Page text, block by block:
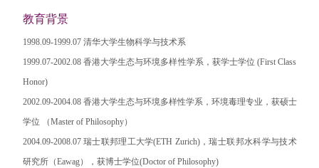
教育背景
1998.09-1999.07 清华大学生物科学与技术系
1999.07-2002.08 香港大学生态与环境多样性学系，获学士学位 (First Class
Honor)
2002.09-2004.08 香港大学生态与环境多样性学系，环境毒理专业，获硕士
学位 （Master of Philosophy）
2004.09-2008.07 瑞士联邦理工大学(ETH Zurich)，瑞士联邦水科学与技术
研究所（Eawag），获博士学位(Doctor of Philosophy)